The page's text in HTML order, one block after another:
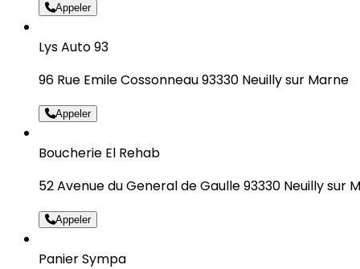
Appeler
Lys Auto 93
96 Rue Emile Cossonneau 93330 Neuilly sur Marne
Appeler
Boucherie El Rehab
52 Avenue du General de Gaulle 93330 Neuilly sur
Appeler
Panier Sympa